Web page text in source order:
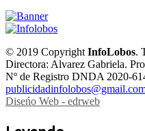
© 2019 CopyrightInfoLobos.
Directora: Alvarez Gabriela.
Nº de Registro DNDA 2020-
Diseńo Web - edrweb